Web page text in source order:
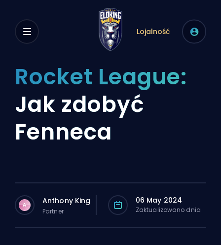
Lojalność
Rocket League:
Jak zdobyć
Fenneca
A Anthony King
Partner
06 May 2024
Zaktualizowano dnia